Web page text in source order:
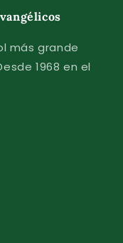
más grande
1968 en el